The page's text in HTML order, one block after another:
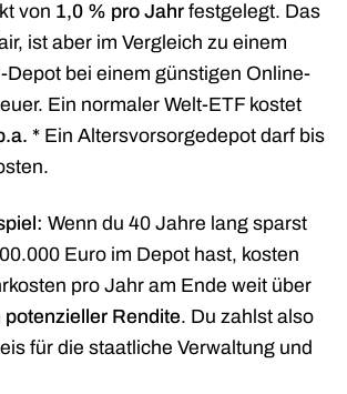
von 1,0 % pro Jahr festgelegt. Das
ist aber im Vergleich zu einem
Depot bei einem günstigen Online-
Ein normaler Welt-ETF kostet
* Ein Altersvorsorgedepot darf bis
Wenn du 40 Jahre lang sparst
Euro im Depot hast, kosten
pro Jahr am Ende weit über
Rendite. Du zahlst also
für die staatliche Verwaltung und